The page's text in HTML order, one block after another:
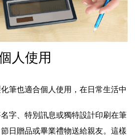
人使用
筆也適合個人使用，在日常生活中
名字、特別訊息或獨特設計印刷在筆
日贈品或畢業禮物送給親友。這樣